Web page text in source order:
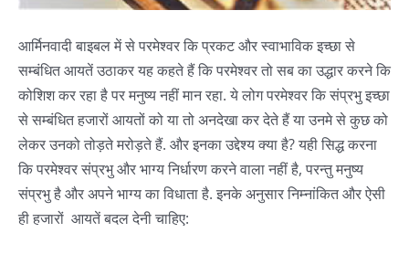
आर्मिनवादी बाइबल में से परमेश्वर कि प्रकट और स्वाभाविक इच्छा से
सम्बंधित आयतें उठाकर यह कहते हैं कि परमेश्वर तो सब का उद्धार करने कि
कोशिश कर रहा है पर मनुष्य नहीं मान रहा. ये लोग परमेश्वर कि संप्रभु इच्छा
से सम्बंधित हजारों आयतों को या तो अनदेखा कर देते हैं या उनमे से कुछ को
लेकर उनको तोड़ते मरोड़ते हैं. और इनका उद्देश्य क्या है? यही सिद्ध करना
कि परमेश्वर संप्रभु और भाग्य निर्धारण करने वाला नहीं है, परन्तु मनुष्य
संप्रभु है और अपने भाग्य का विधाता है. इनके अनुसार निम्नांकित और ऐसी
ही हजारों आयतें बदल देनी चाहिए: